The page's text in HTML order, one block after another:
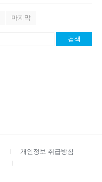
마지막
검색
개인정보 취급방침